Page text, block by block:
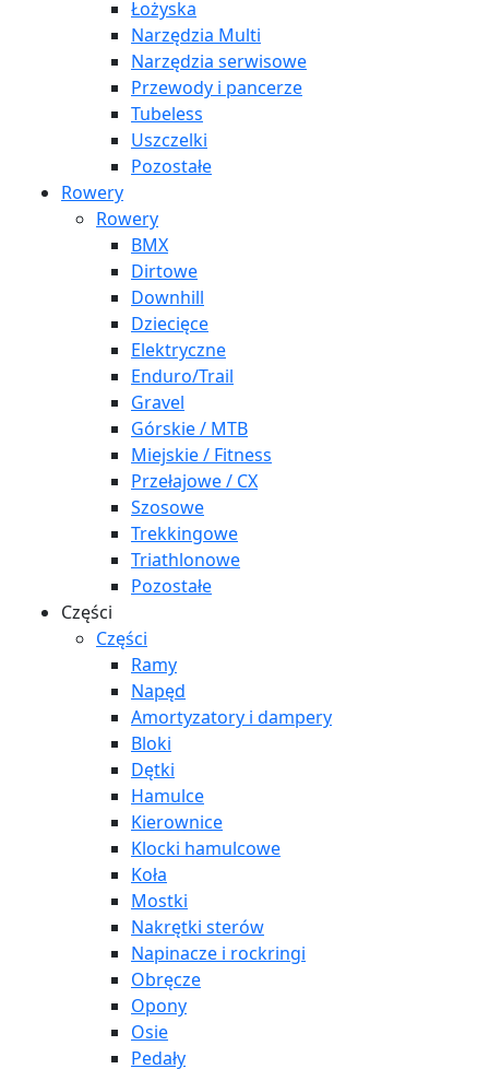
Łożyska
Narzędzia Multi
Narzędzia serwisowe
Przewody i pancerze
Tubeless
Uszczelki
Pozostałe
Rowery
Rowery
BMX
Dirtowe
Downhill
Dziecięce
Elektryczne
Enduro/Trail
Gravel
Górskie / MTB
Miejskie / Fitness
Przełajowe / CX
Szosowe
Trekkingowe
Triathlonowe
Pozostałe
Części
Części
Ramy
Napęd
Amortyzatory i dampery
Bloki
Dętki
Hamulce
Kierownice
Klocki hamulcowe
Koła
Mostki
Nakrętki sterów
Napinacze i rockringi
Obręcze
Opony
Osie
Pedały